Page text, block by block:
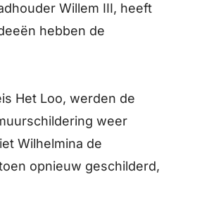
Willem III, heeft
hebben de
Het Loo, werden de
weer
Wilhelmina de
opnieuw geschilderd,